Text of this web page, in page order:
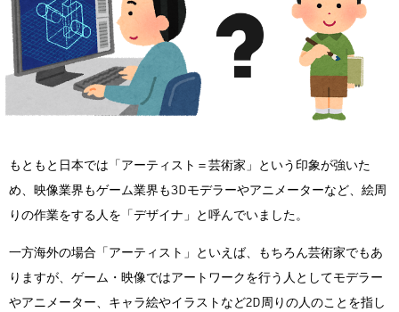
もともと日本では「アーティスト＝芸術家」という印象が強いた
め、映像業界もゲーム業界も3Dモデラーやアニメーターなど、絵周
りの作業をする人を「デザイナ」と呼んでいました。
一方海外の場合「アーティスト」といえば、もちろん芸術家でもあ
りますが、ゲーム・映像ではアートワークを行う人としてモデラー
やアニメーター、キャラ絵やイラストなど2D周りの人のことを指し